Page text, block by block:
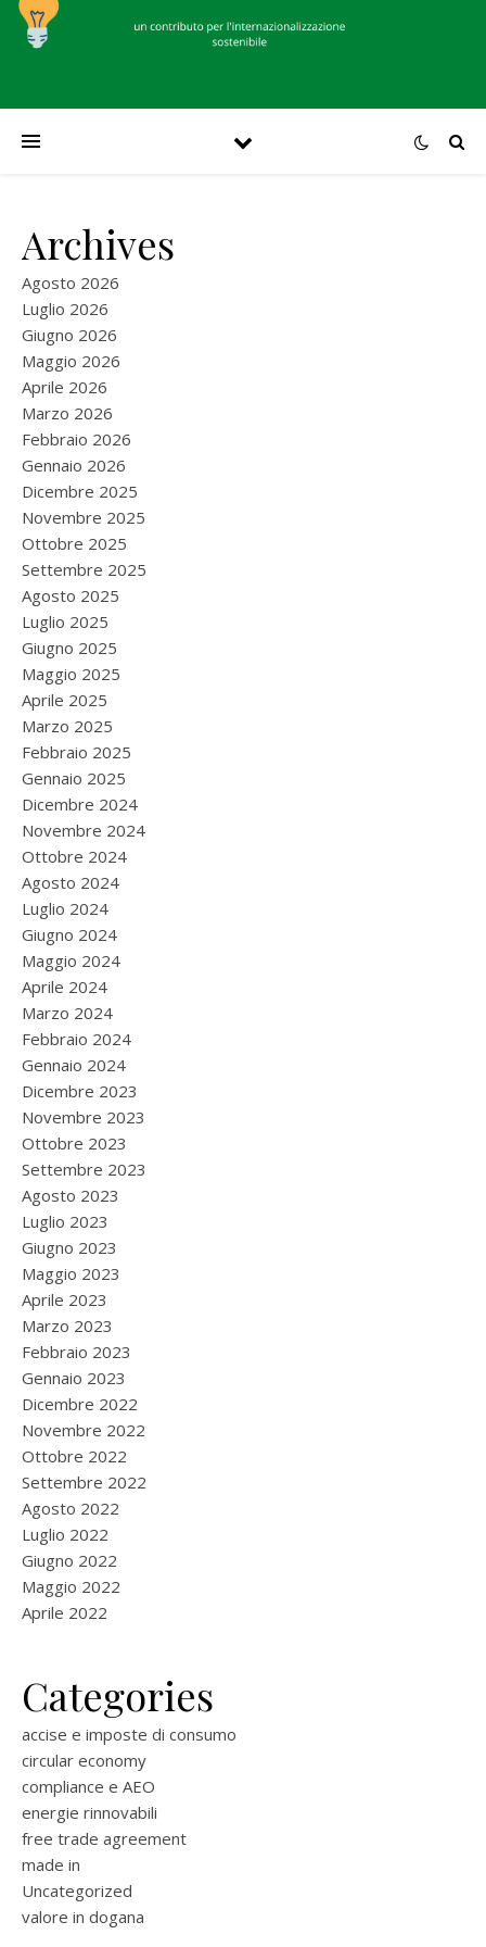
Archives
Agosto 2026
Luglio 2026
Giugno 2026
Maggio 2026
Aprile 2026
Marzo 2026
Febbraio 2026
Gennaio 2026
Dicembre 2025
Novembre 2025
Ottobre 2025
Settembre 2025
Agosto 2025
Luglio 2025
Giugno 2025
Maggio 2025
Aprile 2025
Marzo 2025
Febbraio 2025
Gennaio 2025
Dicembre 2024
Novembre 2024
Ottobre 2024
Agosto 2024
Luglio 2024
Giugno 2024
Maggio 2024
Aprile 2024
Marzo 2024
Febbraio 2024
Gennaio 2024
Dicembre 2023
Novembre 2023
Ottobre 2023
Settembre 2023
Agosto 2023
Luglio 2023
Giugno 2023
Maggio 2023
Aprile 2023
Marzo 2023
Febbraio 2023
Gennaio 2023
Dicembre 2022
Novembre 2022
Ottobre 2022
Settembre 2022
Agosto 2022
Luglio 2022
Giugno 2022
Maggio 2022
Aprile 2022
Categories
accise e imposte di consumo
circular economy
compliance e AEO
energie rinnovabili
free trade agreement
made in
Uncategorized
valore in dogana